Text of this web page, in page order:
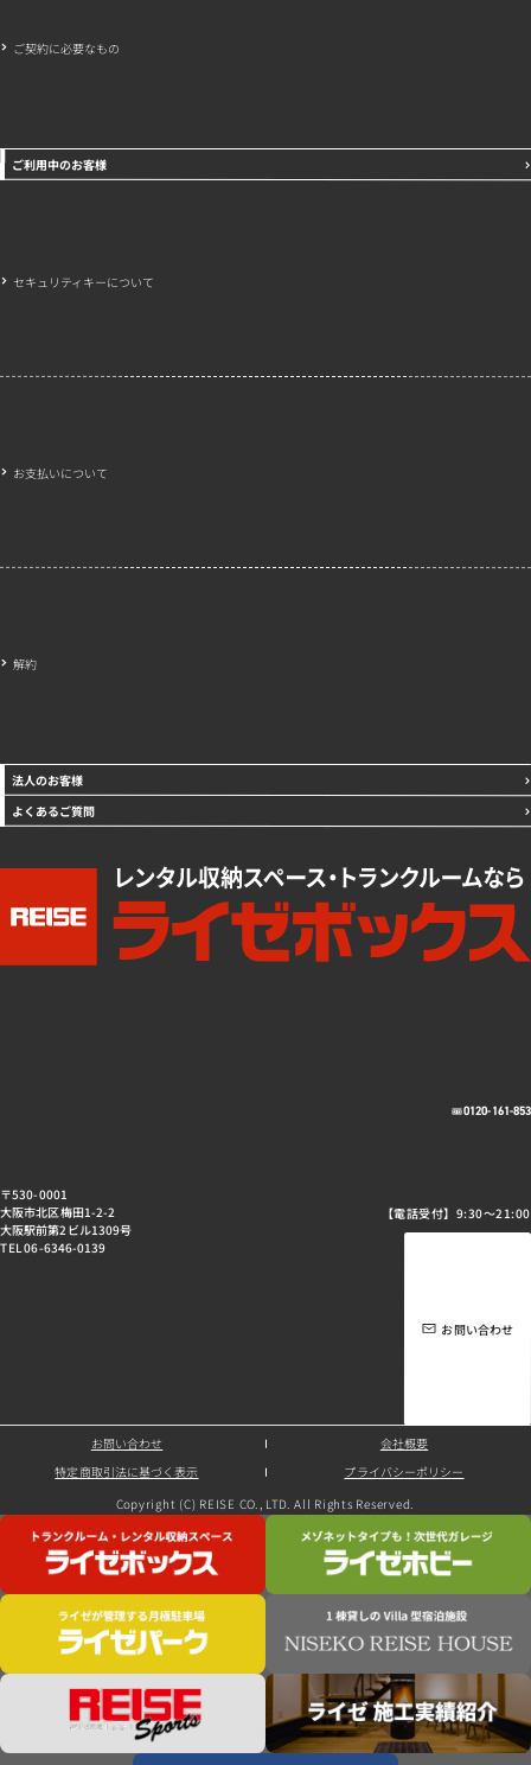
〒530-0001
大阪市北区梅田1-2-2
大阪駅前第2ビル1309号
TEL 06-6346-0139
0120-161-853
【電話受付】9:30～21:00
お問い合わせ
ご契約に必要なもの
ご利用中のお客様
セキュリティキーについて
お支払いについて
解約
法人のお客様
よくあるご質問
お問い合わせ 会社概要
特定商取引法に基づく表示 プライバシーポリシー
Copyright (C) REISE CO., LTD. All Rights Reserved.